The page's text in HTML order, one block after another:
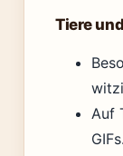
Tiere
Auf